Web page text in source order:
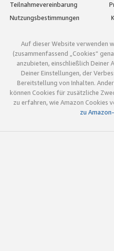
Teilnahmevereinbarung
Nutzungsbestimmungen
Auf dieser Website verwenden
(zusammenfassend „Cookies“
anzubieten, einschließlich Deiner
Deiner Einstellungen, der
Bereitstellung von Inhalten.
können Cookies für zusätzliche
zu erfahren, wie Amazon Cookies
zu